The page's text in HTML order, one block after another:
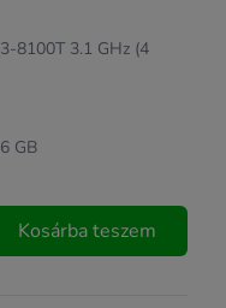
8100T 3.1 GHz (4
GB
Kosárba teszem